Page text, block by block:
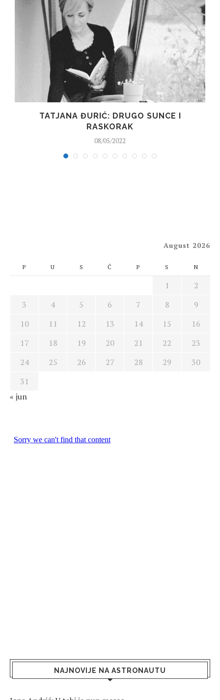
TATJANA ĐURIĆ: DRUGO SUNCE I
RASKORAK
08/05/2022
August 2026
P U S Č P S N
1
2
3
4 5 6 7 8
9
10
11 12 13 14 15
16
17
18 19 20 21 22
23
24
25 26 27 28 29
30
31
« jun
NAJNOVIJE NA ASTRONAUTU